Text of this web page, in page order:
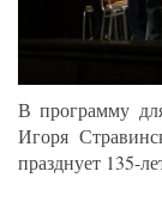
В программу
Игоря
празднует 135-